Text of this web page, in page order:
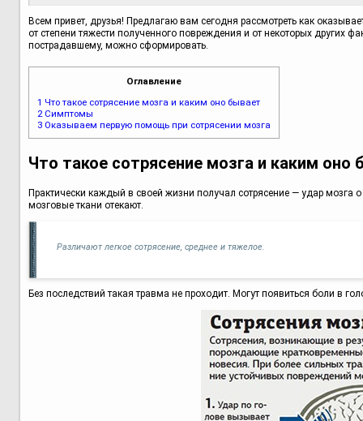
Всем привет, друзья! Предлагаю вам сегодня рассмотреть как
от степени тяжести полученного повреждения и от некоторых других
пострадавшему, можно сформировать.
Оглавление
1 Что такое сотрясение мозга и каким оно бывает
2Симптомы
3Оказываем первую помощь при сотрясении мозга
Что такое сотрясение мозга и каким оно
Практически каждый в своей жизни получал сотрясение — удар мозга
мозговые ткани отекают.
Различают легкое сотрясение, среднее и тяжелое.
Без последствий такая травма не проходит. Могут появиться боли в